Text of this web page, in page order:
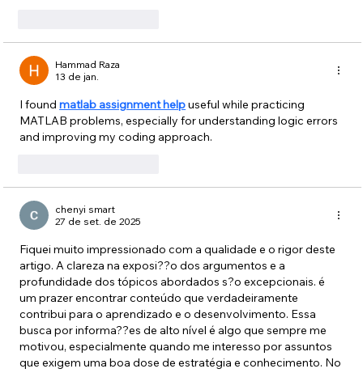
Hammad Raza
13 de jan.
I found matlab assignment help useful while practicing
MATLAB problems, especially for understanding logic errors
and improving my coding approach.
chenyi smart
27 de set. de 2025
Fiquei muito impressionado com a qualidade e o rigor deste
artigo. A clareza na exposi??o dos argumentos e a
profundidade dos tópicos abordados s?o excepcionais. é
um prazer encontrar conteúdo que verdadeiramente
contribui para o aprendizado e o desenvolvimento. Essa
busca por informa??es de alto nível é algo que sempre me
motivou, especialmente quando me interesso por assuntos
que exigem uma boa dose de estratégia e conhecimento. No